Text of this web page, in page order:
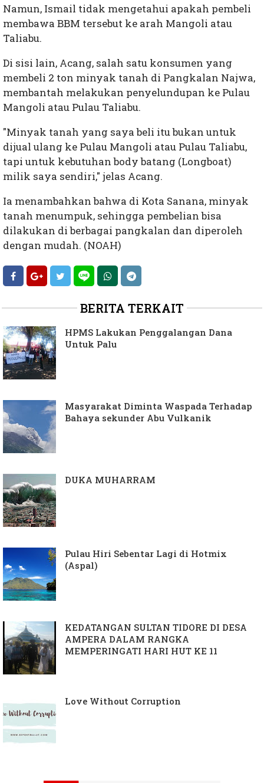
Namun, Ismail tidak mengetahui apakah pembeli
membawa BBM tersebut ke arah Mangoli atau
Taliabu.
Di sisi lain, Acang, salah satu konsumen yang
membeli 2 ton minyak tanah di Pangkalan Najwa,
membantah melakukan penyelundupan ke Pulau
Mangoli atau Pulau Taliabu.
"Minyak tanah yang saya beli itu bukan untuk
dijual ulang ke Pulau Mangoli atau Pulau Taliabu,
tapi untuk kebutuhan body batang (Longboat)
milik saya sendiri," jelas Acang.
Ia menambahkan bahwa di Kota Sanana, minyak
tanah menumpuk, sehingga pembelian bisa
dilakukan di berbagai pangkalan dan diperoleh
dengan mudah. (NOAH)
BERITA TERKAIT
HPMS Lakukan Penggalangan Dana
Untuk Palu
Masyarakat Diminta Waspada Terhadap
Bahaya sekunder Abu Vulkanik
DUKA MUHARRAM
Pulau Hiri Sebentar Lagi di Hotmix
(Aspal)
KEDATANGAN SULTAN TIDORE DI DESA
AMPERA DALAM RANGKA
MEMPERINGATI HARI HUT KE 11
Love Without Corruption